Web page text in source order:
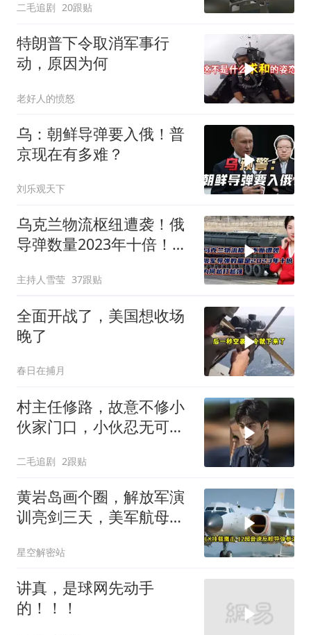
二毛追剧 20跟贴
特朗普下令取消军事行
动，原因为何
老好人的愤怒
乌：朝鲜导弹要入俄！普
京现在有多难？
刘乐观天下
乌克兰物流枢纽遭袭！俄
导弹数量2023年十倍！为
主持人雪莹 37跟贴
全面开战了，美国想收场
晚了
春日在捕月
村主任修路，故意不修小
伙家门口，小伙忍无可忍
二毛追剧 2跟贴
黄岩岛画个圈，解放军演
训亮剑三天，美军航母从
星空解密站
讲真，是球网先动手
的！！！